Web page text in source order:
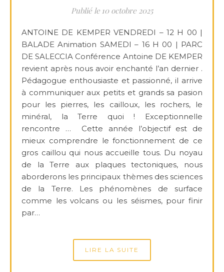
10 octobre 2025
ANTOINE DE KEMPER VENDREDI – 12 H 00 |
BALADE Animation SAMEDI – 16 H 00 | PARC
DE SALECCIA Conférence Antoine DE KEMPER
revient après nous avoir enchanté l’an dernier .
Pédagogue enthousiaste et passionné, il arrive
à communiquer aux petits et grands sa pasion
pour les pierres, les cailloux, les rochers, le
minéral, la Terre quoi ! Exceptionnelle
rencontre … Cette année l’objectif est de
mieux comprendre le fonctionnement de ce
gros caillou qui nous accueille tous. Du noyau
de la Terre aux plaques tectoniques, nous
aborderons les principaux thèmes des sciences
de la Terre. Les phénomènes de surface
comme les volcans ou les séismes, pour finir
par…
LIRE LA SUITE